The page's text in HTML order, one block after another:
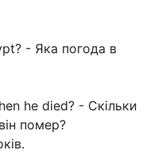
- Яка погода в
he died? - Скільки
помер?